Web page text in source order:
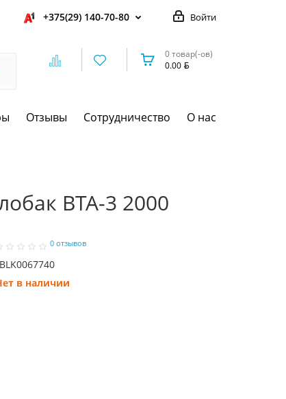
Войти
+375(29) 140-70-80
0 товар(-ов)
0.00
Отзывы Сотрудничество О нас
ВТА-3 2000
0 отзывов
BLK0067740
в наличии